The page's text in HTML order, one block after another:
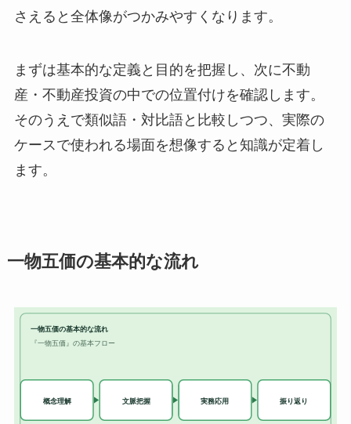
さえると全体像がつかみやすくなります。
まずは基本的な定義と目的を把握し、次に不動
産・不動産投資の中での位置付けを確認します。
そのうえで類似語・対比語と比較しつつ、実際の
ケースで使われる場面を想像すると知識が定着し
ます。
一物五価の基本的な流れ
一物五価の基本的な流れ
『一物五価』の基本フロー
概念理解 文脈把握 実務応用 振り返り